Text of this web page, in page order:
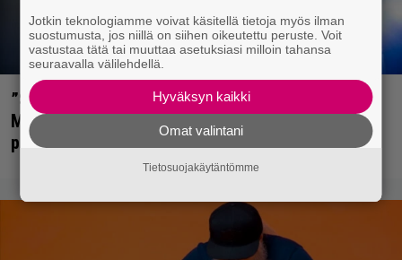
”Se oli oikeastaan aika herttaista” – Duff
McKagan kertoo Axl Rosen jännittäneen AC/DC-
pestiään
Jotkin teknologiamme voivat käsitellä tietoja myös ilman
suostumusta, jos niillä on siihen oikeutettu peruste. Voit
vastustaa tätä tai muuttaa asetuksiasi milloin tahansa
seuraavalla välilehdellä.
Hyväksyn kaikki
Omat valintani
Tietosuojakäytäntömme